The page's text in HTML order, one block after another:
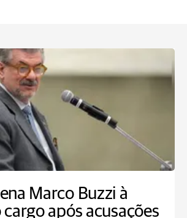
Marco Buzzi à
após acusações